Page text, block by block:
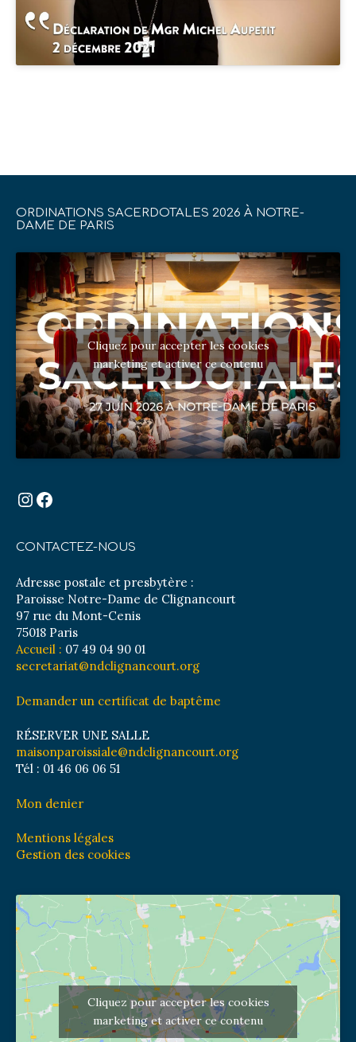
ORDINATIONS SACERDOTALES 2026 À NOTRE-
DAME DE PARIS
Cliquez pour accepter les cookies
marketing et activer ce contenu
Instagram
Facebook
CONTACTEZ-NOUS
Adresse postale et presbytère :
Paroisse Notre-Dame de Clignancourt
97 rue du Mont-Cenis
75018 Paris
Accueil : 07 49 04 90 01
secretariat@ndclignancourt.org
Demander un certificat de baptême
RÉSERVER UNE SALLE
maisonparoissiale@ndclignancourt.org
Tél : 01 46 06 06 51
Mon denier
Mentions légales
Gestion des cookies
Cliquez pour accepter les cookies
marketing et activer ce contenu